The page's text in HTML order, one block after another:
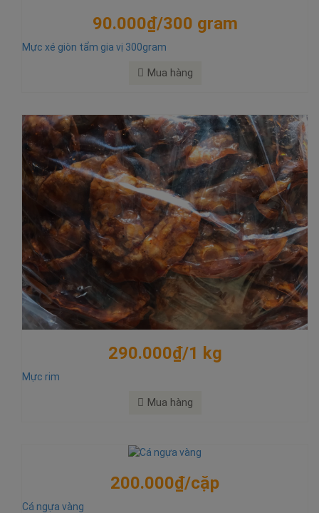
90.000₫/300 gram
Mực xé giòn tẩm gia vị 300gram
Mua hàng
290.000₫/1 kg
Mực rim
Mua hàng
200.000₫/cặp
Cá ngựa vàng